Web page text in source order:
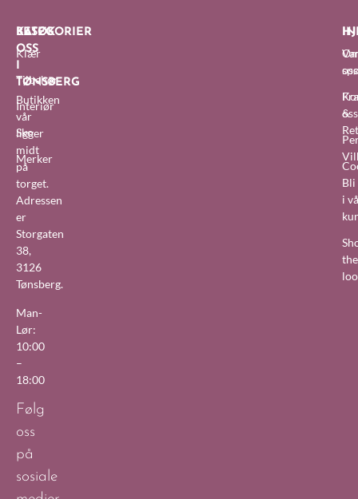
BESØK
OSS
I
TØNSBERG
Butikken
vår
ligger
midt
på
torget.
Adressen
er
Storgaten
38,
3126
Tønsberg.
Man-
Lør:
10:00
–
18:00
Følg
oss
på
sosiale
KATEGORIER
Klær
Tilbehør
Interiør
Sko
Merker
oss
&
Bli
i
the
oss